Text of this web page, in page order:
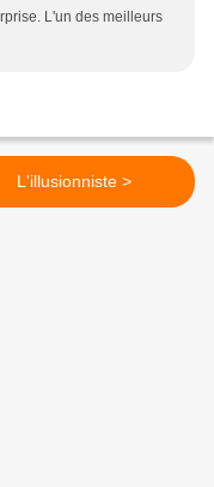
L'un des meilleurs
L'illusionniste >